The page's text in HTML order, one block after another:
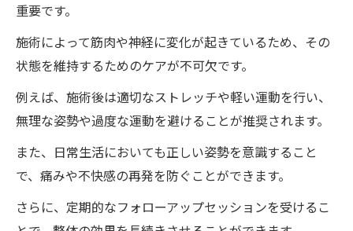
重要です。
施術によって筋肉や神経に変化が起きているため、その
状態を維持するためのケアが不可欠です。
例えば、施術後は適切なストレッチや軽い運動を行い、
無理な姿勢や過度な運動を避けることが推奨されます。
また、日常生活においても正しい姿勢を意識すること
で、痛みや不快感の再発を防ぐことができます。
さらに、定期的なフォローアップセッションを受けるこ